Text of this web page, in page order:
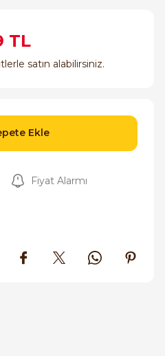
TL
satın alabilirsiniz.
Ekle
Fiyat Alarmı